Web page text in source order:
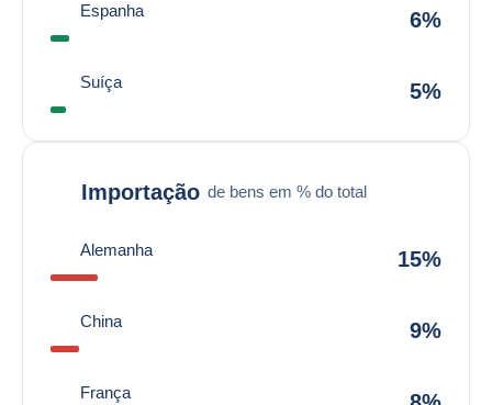
Espanha 6%
Suíça 5%
Importação de bens em % do total
Alemanha 15%
China 9%
França